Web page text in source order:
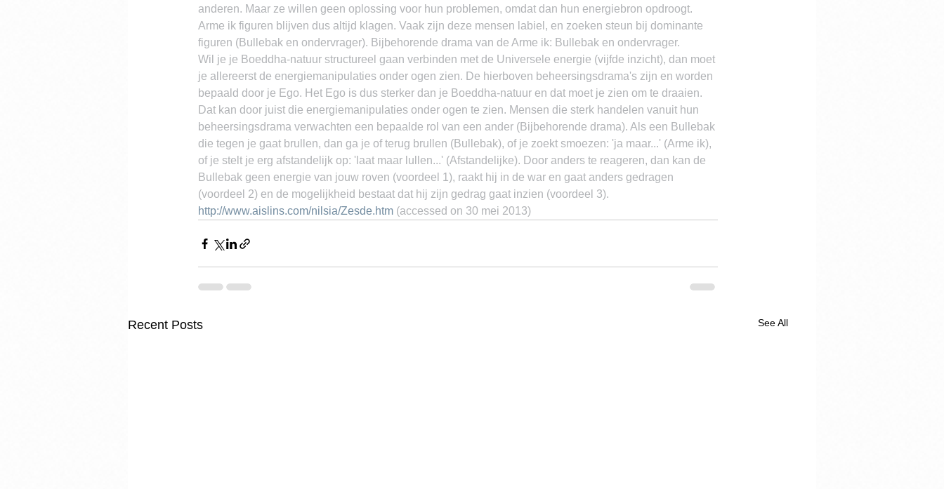
anderen. Maar ze willen geen oplossing voor hun problemen, omdat dan hun energiebron opdroogt.
Arme ik figuren blijven dus altijd klagen. Vaak zijn deze mensen labiel, en zoeken steun bij dominante
figuren (Bullebak en ondervrager). Bijbehorende drama van de Arme ik: Bullebak en ondervrager.
Wil je je Boeddha-natuur structureel gaan verbinden met de Universele energie (vijfde inzicht), dan moet
je allereerst de energiemanipulaties onder ogen zien. De hierboven beheersingsdrama's zijn en worden
bepaald door je Ego. Het Ego is dus sterker dan je Boeddha-natuur en dat moet je zien om te draaien.
Dat kan door juist die energiemanipulaties onder ogen te zien. Mensen die sterk handelen vanuit hun
beheersingsdrama verwachten een bepaalde rol van een ander (Bijbehorende drama). Als een Bullebak
die tegen je gaat brullen, dan ga je of terug brullen (Bullebak), of je zoekt smoezen: 'ja maar...' (Arme ik),
of je stelt je erg afstandelijk op: 'laat maar lullen...' (Afstandelijke). Door anders te reageren, dan kan de
Bullebak geen energie van jouw roven (voordeel 1), raakt hij in de war en gaat anders gedragen
(voordeel 2) en de mogelijkheid bestaat dat hij zijn gedrag gaat inzien (voordeel 3).
http://www.aislins.com/nilsia/Zesde.htm (accessed on 30 mei 2013)
Recent Posts See All